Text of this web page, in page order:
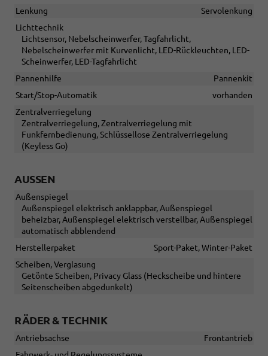
Lenkung
Servolenkung
Lichttechnik
Lichtsensor, Nebelscheinwerfer, Tagfahrlicht,
Nebelscheinwerfer mit Kurvenlicht, LED-Rückleuchten, LED-
Scheinwerfer, LED-Tagfahrlicht
Pannenhilfe
Pannenkit
Start/Stop-Automatik
vorhanden
Zentralverriegelung
Zentralverriegelung, Zentralverriegelung mit
Funkfernbedienung, Schlüssellose Zentralverriegelung
(Keyless Go)
AUSSEN
Außenspiegel
Außenspiegel elektrisch anklappbar, Außenspiegel
beheizbar, Außenspiegel elektrisch verstellbar, Außenspiegel
automatisch abblendend
Herstellerpaket
Sport-Paket, Winter-Paket
Scheiben, Verglasung
Getönte Scheiben, Privacy Glass (Heckscheibe und hintere
Seitenscheiben abgedunkelt)
RÄDER & TECHNIK
Antriebsachse
Frontantrieb